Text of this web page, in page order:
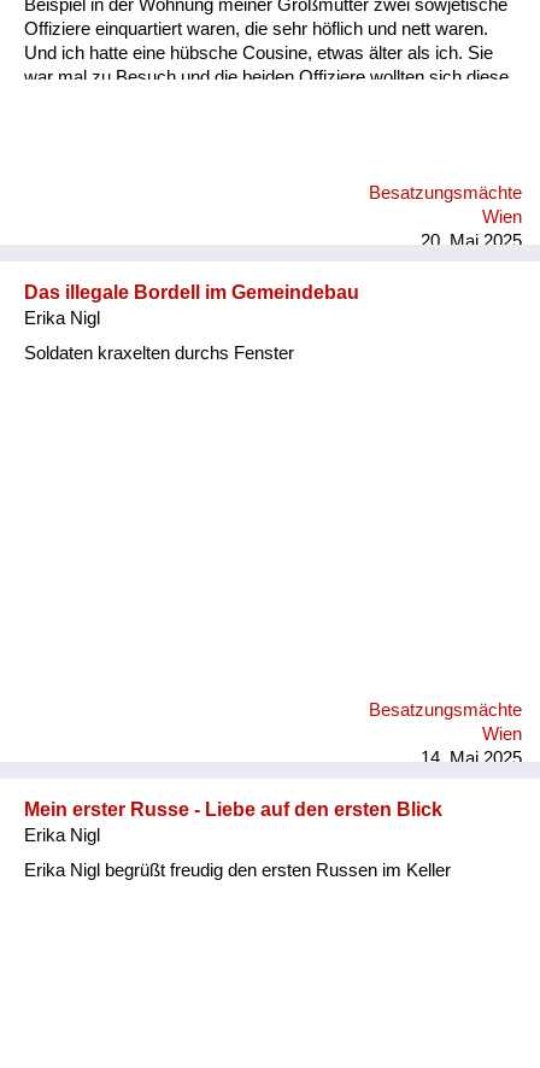
Beispiel in der Wohnung meiner Großmutter zwei sowjetische
Offiziere einquartiert waren, die sehr höflich und nett waren.
Und ich hatte eine hübsche Cousine, etwas älter als ich. Sie
war mal zu Besuch und die beiden Offiziere wollten sich diese
Cousine oder mich Ex getrunken. Und die Reaktion der
Offiziere war überraschend. Sie haben mir Beifall geklatscht.
Besatzungsmächte
Wien
20. Mai 2025
Das illegale Bordell im Gemeindebau
Erika Nigl
Soldaten kraxelten durchs Fenster
Besatzungsmächte
Wien
14. Mai 2025
Mein erster Russe - Liebe auf den ersten Blick
Erika Nigl
Erika Nigl begrüßt freudig den ersten Russen im Keller